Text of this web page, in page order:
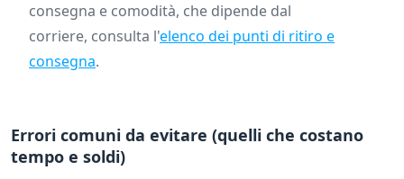
consegna e comodità, che dipende dal
corriere, consulta l'elenco dei punti di ritiro e
consegna.
Errori comuni da evitare (quelli che costano
tempo e soldi)